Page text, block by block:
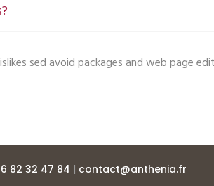
sed avoid packages and web page
82 32 47 84 | contact@anthenia.fr